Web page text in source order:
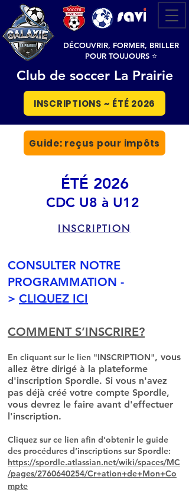
DÉCOUVRIR, FORMER, BRILLER
POUR TOUJOURS ⭐
Club de soccer La Prairie
INSCRIPTIONS ~ ÉTÉ 2026
Guide: reçus pour impôts
ÉTÉ 2026
CDC U8 à U12
INSCRIPTION
CONSULTER NOTRE
PROGRAMMATION -
> CLIQUEZ ICI
COMMENT S’INSCRIRE?
En cliquant sur le lien "INSCRIPTION", vous
allez être dirigé à la plateforme
d'inscription Spordle. Si vous n'avez
pas déjà créé votre compte Spordle,
vous devrez le faire avant d'effectuer
l'inscription.
​Cliquez sur ce lien afin d’obtenir le guide
des procédures d’inscriptions sur Spordle:
https://spordle.atlassian.net/wiki/spaces/MC
/pages/2760640254/Cr+ation+de+Mon+Co
mpte